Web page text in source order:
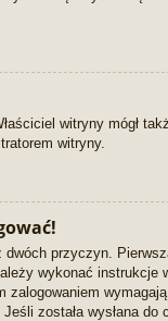
witryny mógł
witryny.
przyczyn.
wykonać instrukcje
została wysłana